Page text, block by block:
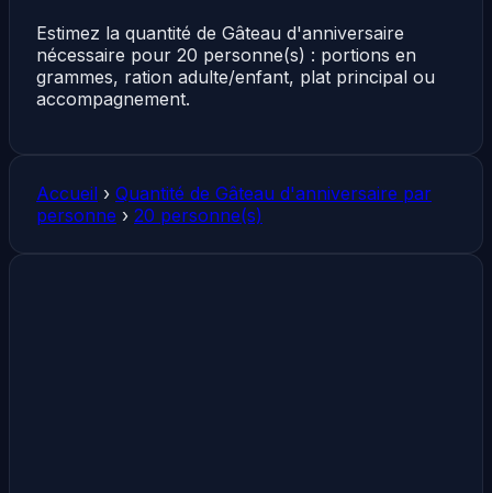
Estimez la quantité de Gâteau d'anniversaire
nécessaire pour 20 personne(s) : portions en
grammes, ration adulte/enfant, plat principal ou
accompagnement.
Accueil › Quantité de Gâteau d'anniversaire par
personne › 20 personne(s)